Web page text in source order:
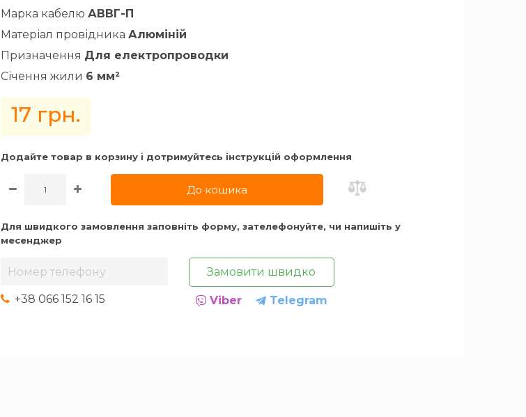
Марка кабелю АВВГ-П
Матеріал провідника Алюміній
Призначення Для електропроводки
Січення жили 6 мм²
17 грн.
Додайте товар в корзину i дотримуйтесь iнструкцiй оформлення
До кошика
Для швидкого замовлення заповніть форму, зателефонуйте, чи напишіть у
месенджер
+38 066 152 16 15
Замовити швидко
Viber Telegram